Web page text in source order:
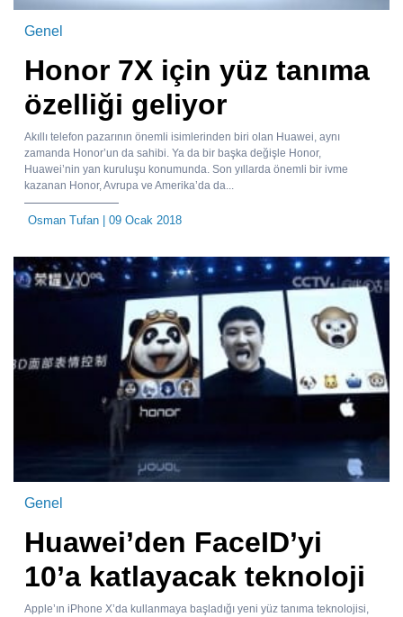
Genel
Honor 7X için yüz tanıma
özelliği geliyor
Akıllı telefon pazarının önemli isimlerinden biri olan Huawei, aynı
zamanda Honor’un da sahibi. Ya da bir başka değişle Honor,
Huawei’nin yan kuruluşu konumunda. Son yıllarda önemli bir ivme
kazanan Honor, Avrupa ve Amerika’da da...
Osman Tufan | 09 Ocak 2018
Genel
Huawei’den FaceID’yi
10’a katlayacak teknoloji
Apple’ın iPhone X’da kullanmaya başladığı yeni yüz tanıma teknolojisi,